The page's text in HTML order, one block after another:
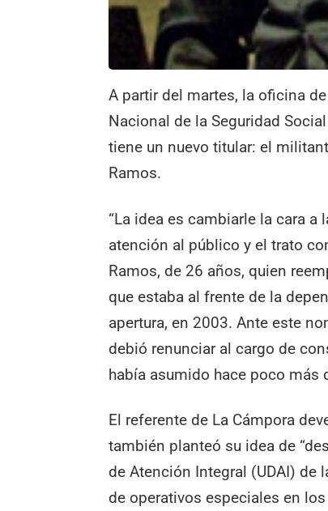
A partir del martes, la oficina
Nacional de la Seguridad
tiene un nuevo titular: el
Ramos.
“La idea es cambiarle la cara
atención al público y el trato
Ramos, de 26 años, quien
que estaba al frente de la
apertura, en 2003. Ante este
debió renunciar al cargo de
había asumido hace poco más
El referente de La Cámpora
también planteó su idea de
de Atención Integral (UDAI) de
de operativos especiales en